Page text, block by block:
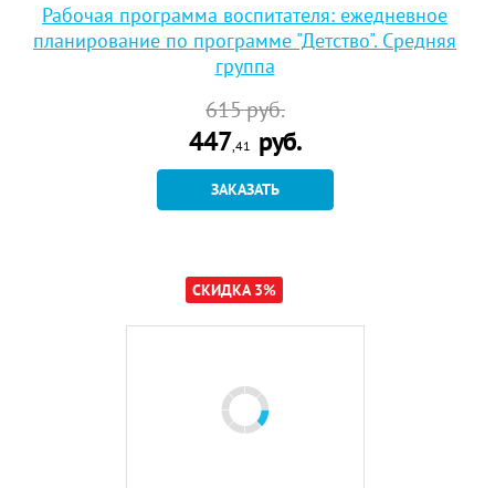
Рабочая программа воспитателя: ежедневное
планирование по программе "Детство". Средняя
группа
615руб.
447,41 руб.
ЗАКАЗАТЬ
СКИДКА 3%